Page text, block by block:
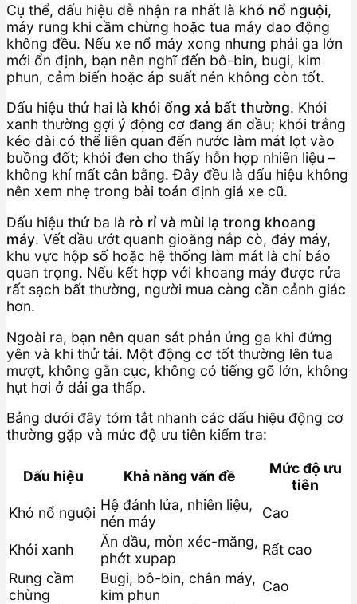
Cụ thể, dấu hiệu dễ nhận ra nhất là khó nổ nguội,
máy rung khi cầm chừng hoặc tua máy dao động
không đều. Nếu xe nổ máy xong nhưng phải ga lớn
mới ổn định, bạn nên nghĩ đến bô-bin, bugi, kim
phun, cảm biến hoặc áp suất nén không còn tốt.
Dấu hiệu thứ hai là khói ống xả bất thường. Khói
xanh thường gợi ý động cơ đang ăn dầu; khói trắng
kéo dài có thể liên quan đến nước làm mát lọt vào
buồng đốt; khói đen cho thấy hỗn hợp nhiên liệu –
không khí mất cân bằng. Đây đều là dấu hiệu không
nên xem nhẹ trong bài toán định giá xe cũ.
Dấu hiệu thứ ba là rò rỉ và mùi lạ trong khoang
máy. Vết dầu ướt quanh gioăng nắp cò, đáy máy,
khu vực hộp số hoặc hệ thống làm mát là chỉ báo
quan trọng. Nếu kết hợp với khoang máy được rửa
rất sạch bất thường, người mua càng cần cảnh giác
hơn.
Ngoài ra, bạn nên quan sát phản ứng ga khi đứng
yên và khi thử tải. Một động cơ tốt thường lên tua
mượt, không gằn cục, không có tiếng gõ lớn, không
hụt hơi ở dải ga thấp.
Bảng dưới đây tóm tắt nhanh các dấu hiệu động cơ
thường gặp và mức độ ưu tiên kiểm tra:
Dấu hiệu Khả năng vấn đề
Mức độ ưu
tiên
Khó nổ nguội Hệ đánh lửa, nhiên liệu,
nén máy
Cao
Khói xanh
Ăn dầu, mòn xéc-măng,
phớt xupap
Rất cao
Rung cầm
chừng
Bugi, bô-bin, chân máy,
kim phun
Cao